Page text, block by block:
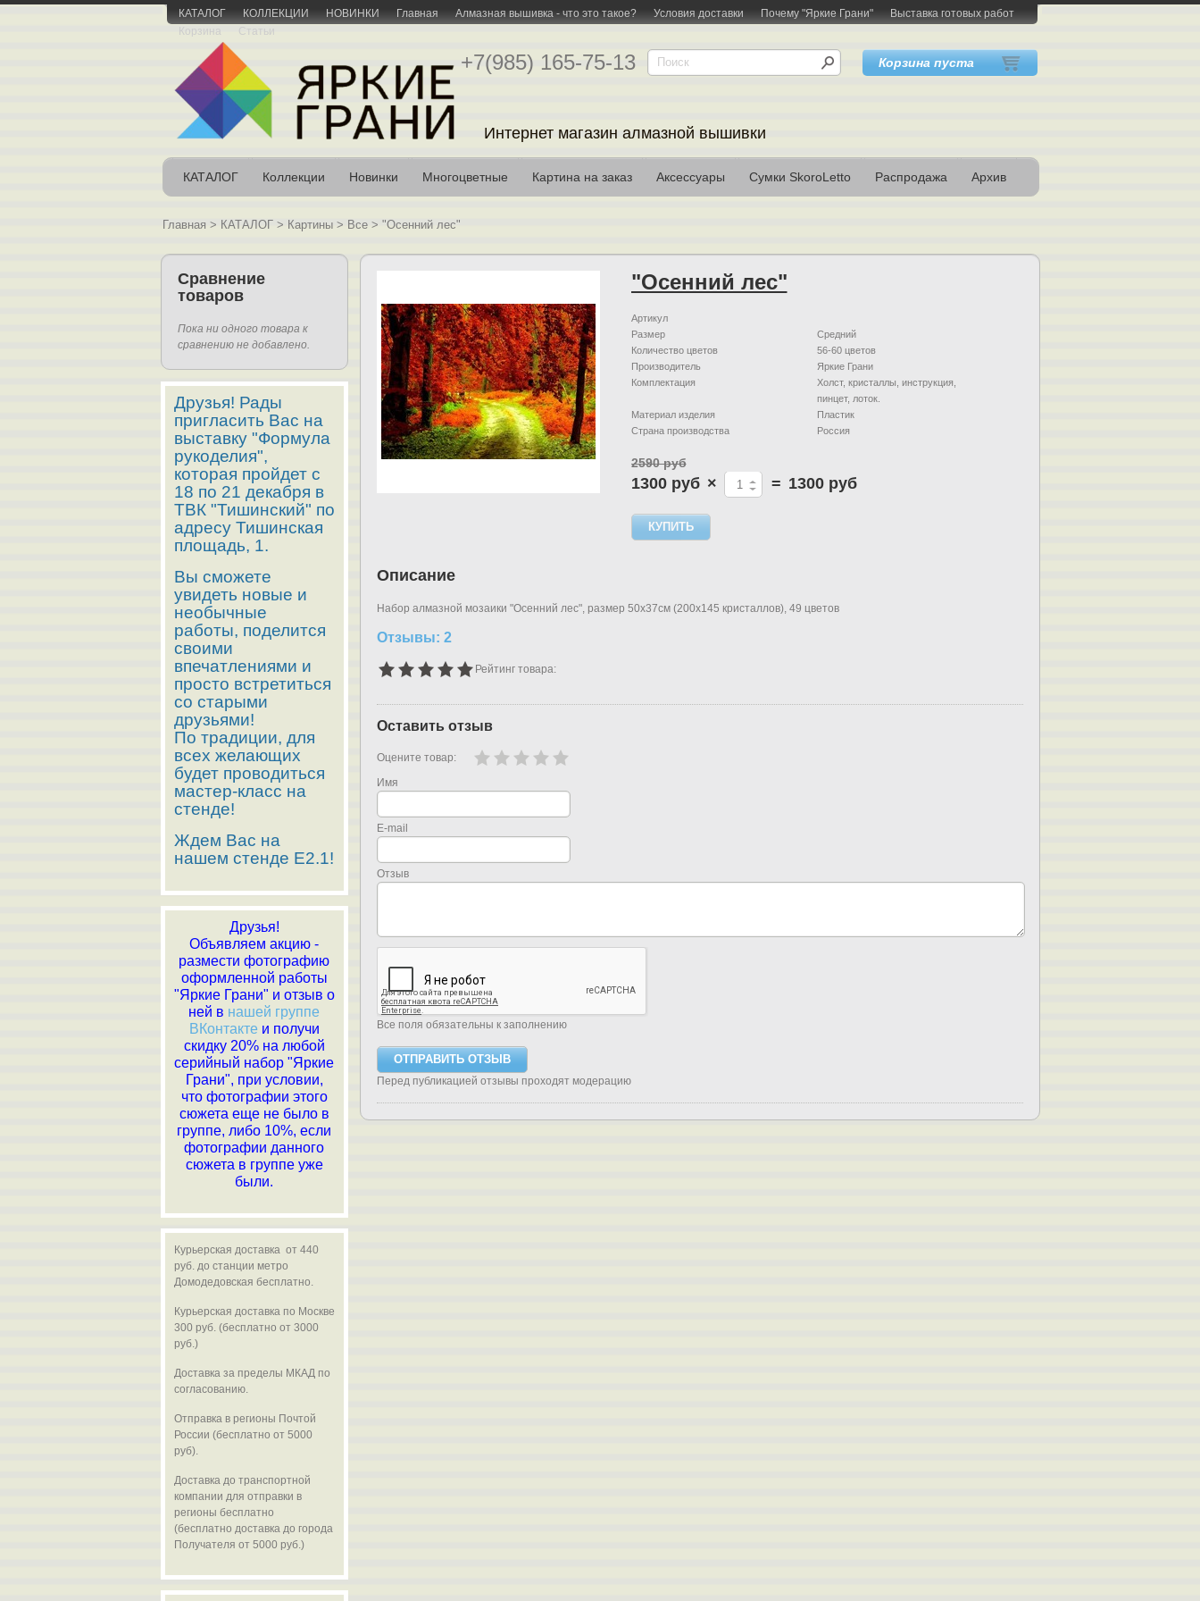
КАТАЛОГ КОЛЛЕКЦИИ НОВИНКИ Главная Алмазная вышивка - что это такое? Условия доставки Почему "Яркие Грани"
Выставка готовых работ
Корзина
Статьи
Интернет магазин алмазной вышивки
+7(985) 165-75-13 Корзина пуста
КАТАЛОГ Коллекции Новинки Многоцветные Картина на заказ Аксессуары Сумки SkoroLetto Распродажа Архив
Главная > КАТАЛОГ > Картины > Все > "Осенний лес"
"Осенний лес"
Артикул
Размер
Средний
Количество цветов
56-60 цветов
Производитель
Яркие Грани
Комплектация
Холст, кристаллы, инструкция,
пинцет, лоток.
Материал изделия
Пластик
Страна производства
Россия
2590 руб
1300 руб × = 1300 руб
Описание
Набор алмазной мозаики "Осенний лес", размер 50х37см (200х145 кристаллов), 49 цветов
Отзывы: 2
Рейтинг товара:
Оставить отзыв
Оцените товар:
Имя
E-mail
Отзыв
Все поля обязательны к заполнению
Перед публикацией отзывы проходят модерацию
Сравнение
товаров
Пока ни одного товара к
сравнению не добавлено.
Друзья! Рады
пригласить Вас на
выставку "Формула
рукоделия",
которая пройдет с
18 по 21 декабря в
ТВК "Тишинский" по
адресу Тишинская
площадь, 1.
Вы сможете
увидеть новые и
необычные
работы, поделится
своими
впечатлениями и
просто встретиться
со старыми
друзьями!
По традиции, для
всех желающих
будет проводиться
мастер-класс на
стенде!
Ждем Вас на
нашем стенде E2.1!
Друзья!
Объявляем акцию -
размести фотографию
оформленной работы
"Яркие Грани" и отзыв о
ней в нашей группе
ВКонтактеи получи
скидку 20% на любой
серийный набор "Яркие
Грани", при условии,
что фотографии этого
сюжета еще не было в
группе, либо 10%, если
фотографии данного
сюжета в группе уже
были.
Курьерская доставка от 440
руб. до станции метро
Домодедовская бесплатно.
Курьерская доставка по Москве
300 руб. (бесплатно от 3000
руб.)
Доставка за пределы МКАД по
согласованию.
Отправка в регионы Почтой
России (бесплатно от 5000
руб).
Доставка до транспортной
компании для отправки в
регионы бесплатно
(бесплатно доставка до города
Получателя от 5000 руб.)